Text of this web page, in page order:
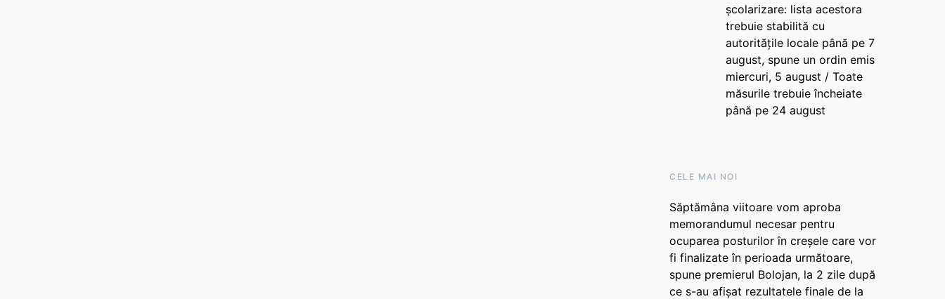
școlarizare: lista acestora
trebuie stabilită cu
autoritățile locale până pe 7
august, spune un ordin emis
miercuri, 5 august / Toate
măsurile trebuie încheiate
până pe 24 august
CELE MAI NOI
Săptămâna viitoare vom aproba
memorandumul necesar pentru
ocuparea posturilor în creșele care vor
fi finalizate în perioada următoare,
spune premierul Bolojan, la 2 zile după
ce s-au afișat rezultatele finale de la